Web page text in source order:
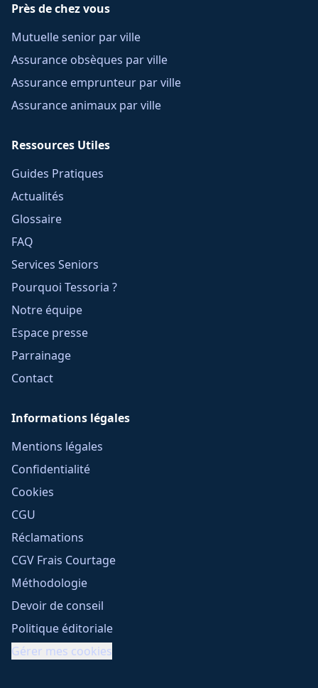
Près de chez vous
Mutuelle senior par ville
Assurance obsèques par ville
Assurance emprunteur par ville
Assurance animaux par ville
Ressources Utiles
Guides Pratiques
Actualités
Glossaire
FAQ
Services Seniors
Pourquoi Tessoria ?
Notre équipe
Espace presse
Parrainage
Contact
Informations légales
Mentions légales
Confidentialité
Cookies
CGU
Réclamations
CGV Frais Courtage
Méthodologie
Devoir de conseil
Politique éditoriale
Gérer mes cookies